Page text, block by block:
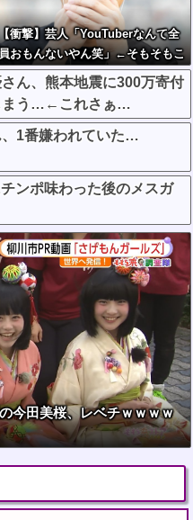
衝撃】芸人「YouTuberなんて全
おもんないやん笑」←そもそもこ
が始まりなんだと思うんだがどう
う？？？？？
さん、熊本地震に300万寄付
まう…←これさぁ…
、1番嫌われていた…
チンポ味わった後のメスガ
今田美桜、レベチｗｗｗｗ